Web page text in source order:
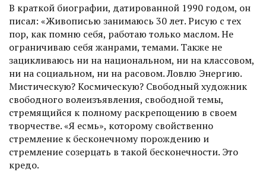
В краткой биографии, датированной 1990 годом, он
писал: «Живописью занимаюсь 30 лет. Рисую с тех
пор, как помню себя, работаю только маслом. Не
ограничиваю себя жанрами, темами. Также не
зацикливаюсь ни на национальном, ни на классовом,
ни на социальном, ни на расовом. Ловлю Энергию.
Мистическую? Космическую? Свободный художник
свободного волеизъявления, свободной темы,
стремящийся к полному раскрепощению в своем
творчестве. «Я есмь», которому свойственно
стремление к бесконечному порождению и
стремление созерцать в такой бесконечности. Это
кредо.